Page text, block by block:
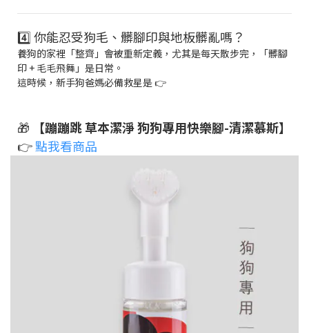
4️⃣ 你能忍受狗毛、髒腳印與地板髒亂嗎？
養狗的家裡「整齊」會被重新定義，尤其是每天散步完，「髒腳
印 + 毛毛飛舞」是日常。
這時候，新手狗爸媽必備救星是 👉
🎁
【蹦蹦跳 草本潔淨 狗狗專用快樂腳-清潔慕斯】
👉點我看商品